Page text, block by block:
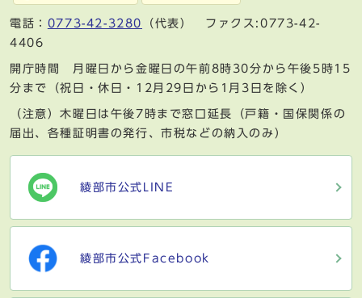
電話： 0773-42-3280
（代表） ファクス:0773-42-
4406
開庁時間 月曜日から金曜日の午前8時30分から午後5時15
分まで（祝日・休日・12月29日から1月3日を除く）
（注意）木曜日は午後7時まで窓口延長（戸籍・国保関係の
届出、各種証明書の発行、市税などの納入のみ）
綾部市公式LINE
綾部市公式Facebook